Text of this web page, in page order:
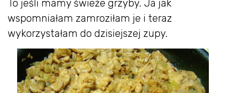
To jeśli mamy świeże grzyby. Ja jak
wspomniałam zamroziłam je i teraz
wykorzystałam do dzisiejszej zupy.